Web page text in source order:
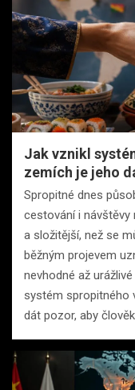
Jak vznikl
zemích je jeho
Spropitné dnes
cestování i návštěvy
a složitější, než se
běžným projevem
nevhodné až
systém spropitného
dát pozor, aby